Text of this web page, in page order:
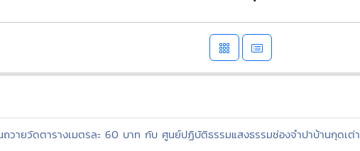
วายวัดตารางเมตรละ 60 บาท กับ ศูนย์ปฏิบัติธรรมแสงธรรมช่องจำปาบ้านกุดเต่า